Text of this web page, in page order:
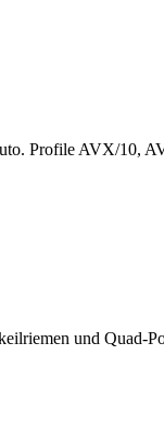
Profile AVX/10,
und Quad-